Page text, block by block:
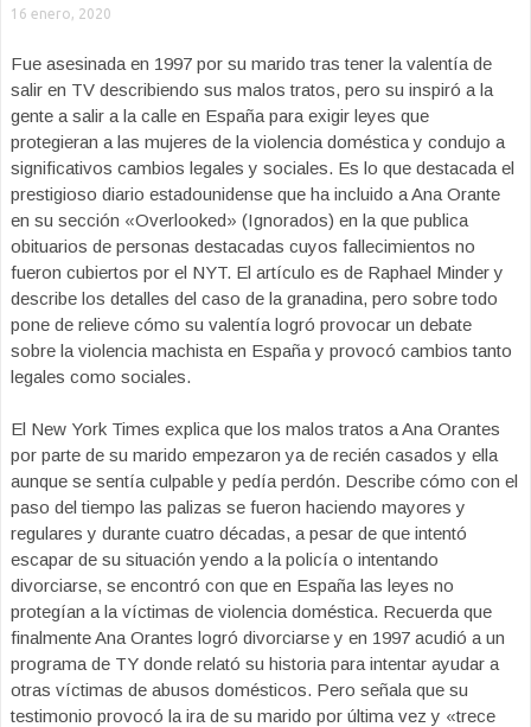
16 enero, 2020
Fue asesinada en 1997 por su marido tras tener la valentía de
salir en TV describiendo sus malos tratos, pero su inspiró a la
gente a salir a la calle en España para exigir leyes que
protegieran a las mujeres de la violencia doméstica y condujo a
significativos cambios legales y sociales. Es lo que destacada el
prestigioso diario estadounidense que ha incluido a Ana Orante
en su sección «Overlooked» (Ignorados) en la que publica
obituarios de personas destacadas cuyos fallecimientos no
fueron cubiertos por el NYT. El artículo es de Raphael Minder y
describe los detalles del caso de la granadina, pero sobre todo
pone de relieve cómo su valentía logró provocar un debate
sobre la violencia machista en España y provocó cambios tanto
legales como sociales.
El New York Times explica que los malos tratos a Ana Orantes
por parte de su marido empezaron ya de recién casados y ella
aunque se sentía culpable y pedía perdón. Describe cómo con el
paso del tiempo las palizas se fueron haciendo mayores y
regulares y durante cuatro décadas, a pesar de que intentó
escapar de su situación yendo a la policía o intentando
divorciarse, se encontró con que en España las leyes no
protegían a la víctimas de violencia doméstica. Recuerda que
finalmente Ana Orantes logró divorciarse y en 1997 acudió a un
programa de TY donde relató su historia para intentar ayudar a
otras víctimas de abusos domésticos. Pero señala que su
testimonio provocó la ira de su marido por última vez y «trece